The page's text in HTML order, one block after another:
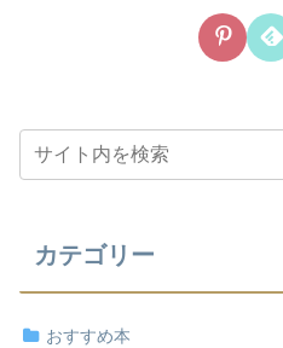
カテゴリー
おすすめ本